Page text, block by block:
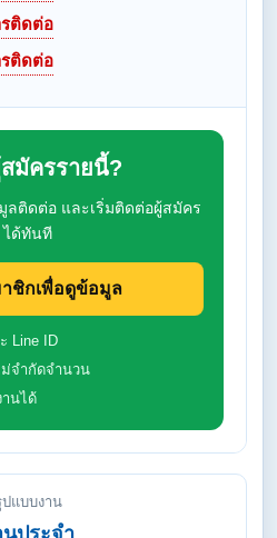
ติดต่อ
ติดต่อ
มัครรายนี้?
ลติดต่อ และเริ่มติดต่อผู้สมัคร
ได้ทันที
ชิกเพื่อดูข้อมูล
Line ID
จำกัดจำนวน
านได้
ปแบบงาน
นประจำ